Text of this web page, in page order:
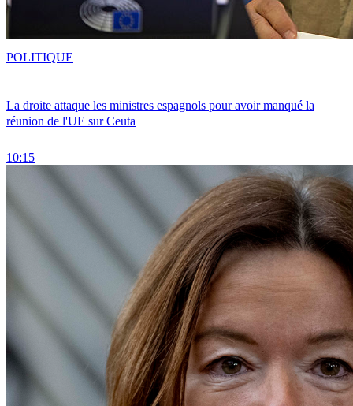
La droite attaque les ministres espagnols pour avoir manqué la
réunion de l'UE sur Ceuta
10:15
POLITIQUE